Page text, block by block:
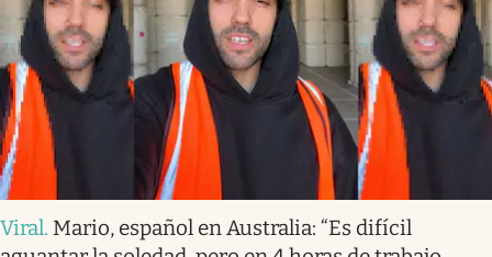
Viral. Mario, español en Australia: “Es difícil